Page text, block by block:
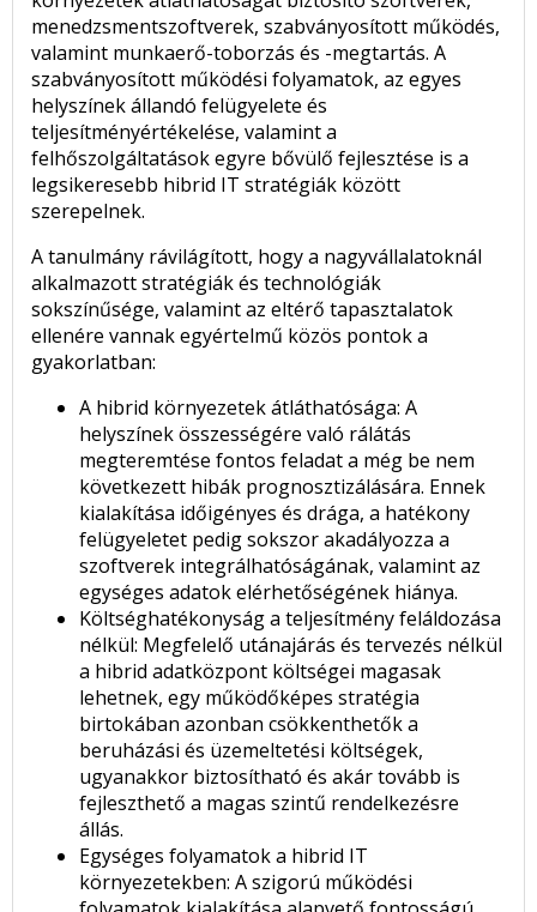
menedzsmentszoftverek, szabványosított működés,
valamint munkaerő-toborzás és -megtartás. A
szabványosított működési folyamatok, az egyes
helyszínek állandó felügyelete és
teljesítményértékelése, valamint a
felhőszolgáltatások egyre bővülő fejlesztése is a
legsikeresebb hibrid IT stratégiák között
szerepelnek.
A tanulmány rávilágított, hogy a nagyvállalatoknál
alkalmazott stratégiák és technológiák
sokszínűsége, valamint az eltérő tapasztalatok
ellenére vannak egyértelmű közös pontok a
gyakorlatban:
A hibrid környezetek átláthatósága: A
helyszínek összességére való rálátás
megteremtése fontos feladat a még be nem
következett hibák prognosztizálására. Ennek
kialakítása időigényes és drága, a hatékony
felügyeletet pedig sokszor akadályozza a
szoftverek integrálhatóságának, valamint az
egységes adatok elérhetőségének hiánya.
Költséghatékonyság a teljesítmény feláldozása
nélkül: Megfelelő utánajárás és tervezés nélkül
a hibrid adatközpont költségei magasak
lehetnek, egy működőképes stratégia
birtokában azonban csökkenthetők a
beruházási és üzemeltetési költségek,
ugyanakkor biztosítható és akár tovább is
fejleszthető a magas szintű rendelkezésre
állás.
Egységes folyamatok a hibrid IT
környezetekben: A szigorú működési